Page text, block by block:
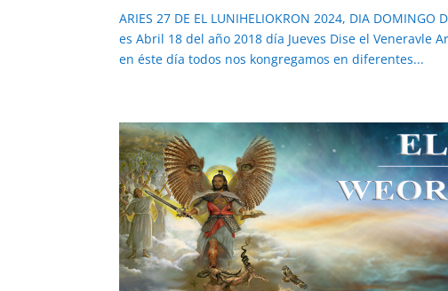
ARIES 27 DE EL LUNIHELIOKRON 2024, DIA DOMINGO
es Abril 18 del año 2018 día Jueves Dise el Veneravle
en éste día todos nos kongregamos en diferentes...